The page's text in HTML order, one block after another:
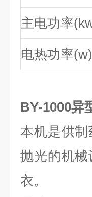
主电功率
电热功率(w)
BY-1000异
本机是供
抛光的机
衣。